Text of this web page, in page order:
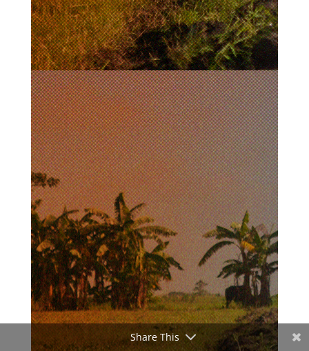
Share This